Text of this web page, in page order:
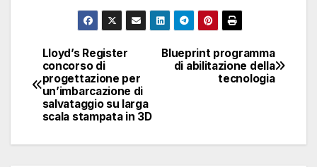
Navigazione
articoli
Blueprint programma
di abilitazione della
tecnologia
Lloyd’s Register
concorso di
progettazione per
un’imbarcazione di
salvataggio su larga
scala stampata in 3D